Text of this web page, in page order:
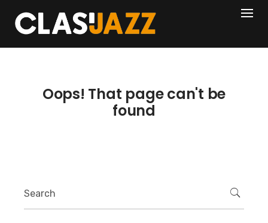
content
404
Oops! That page can't be
found